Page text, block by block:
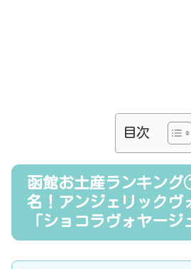
目次
函館お土産ランキン
名！アンジェリックヴ
「ショコラヴォヤージ